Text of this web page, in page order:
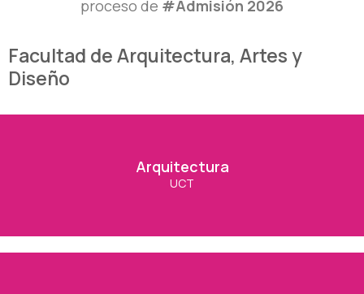
proceso de #Admisión 2026
Facultad de Arquitectura, Artes y
Diseño
Arquitectura
UCT
Ver Carrera